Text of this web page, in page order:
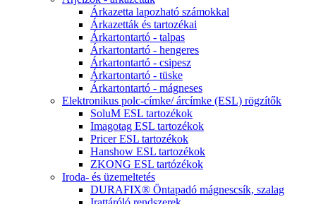
Árkazetta lapozható számokkal
Árkazetták és tartozékai
Árkartontartó - talpas
Árkartontartó - hengeres
Árkartontartó - csipesz
Árkartontartó - tüske
Árkartontartó - mágneses
Elektronikus polc-címke/ árcímke (ESL) rögzítők
SoluM ESL tartozékok
Imagotag ESL tartozékok
Pricer ESL tartozékok
Hanshow ESL tartozékok
ZKONG ESL tartózékok
Iroda- és üzemeltetés
DURAFIX® Öntapadó mágnescsík, szalag